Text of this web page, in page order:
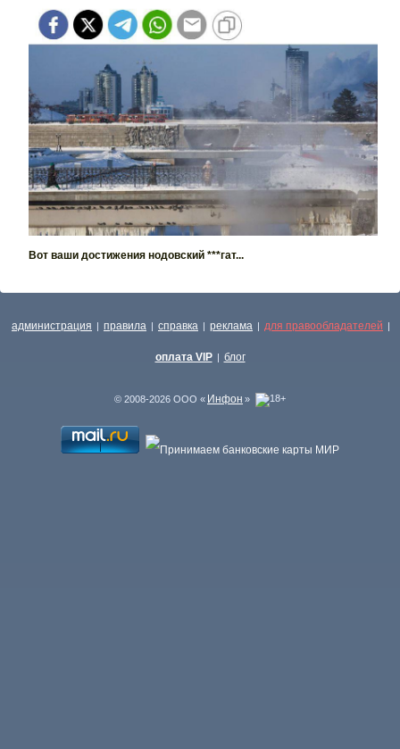
Вот ваши достижения нодовский ***гат...
администрация | правила | справка | реклама | для правообладателей |
оплата VIP | блог
© 2008-2026 ООО « Инфон »